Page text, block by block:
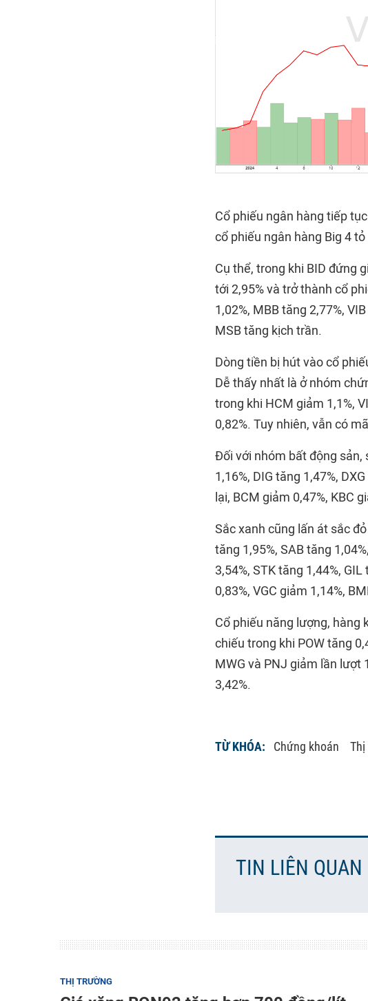
Cổ phiếu ngân hàng tiếp
cổ phiếu ngân hàng Big 4
Cụ thể, trong khi BID đứng
tới 2,95% và trở thành cổ
1,02%, MBB tăng 2,77%,
MSB tăng kịch trần.
Dòng tiền bị hút vào cổ
Dễ thấy nhất là ở nhóm
trong khi HCM giảm 1,1%,
0,82%. Tuy nhiên, vẫn có
Đối với nhóm bất động sản,
1,16%, DIG tăng 1,47%,
lại, BCM giảm 0,47%, KBC
Sắc xanh cũng lấn át sắc
tăng 1,95%, SAB tăng
3,54%, STK tăng 1,44%,
0,83%, VGC giảm 1,14%,
Cổ phiếu năng lượng, hàng
chiếu trong khi POW tăng
MWG và PNJ giảm lần lượt
3,42%.
TỪ KHÓA: Chứng khoán
TIN LIÊN QUAN
THỊ TRƯỜNG